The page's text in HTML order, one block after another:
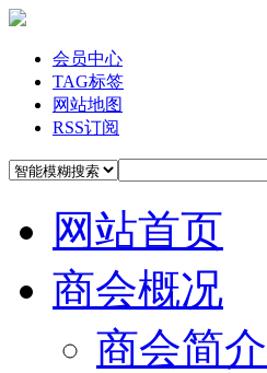
会员中心
TAG标签
网站地图
RSS订阅
网站首页
商会概况
商会简介